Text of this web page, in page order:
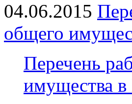
04.06.2015
общего
Перечень
имущества